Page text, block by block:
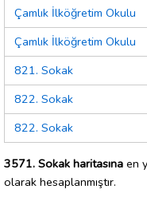
Çamlık İlköğretim Okulu
Çamlık İlköğretim Okulu
821. Sokak
822. Sokak
822. Sokak
3571. Sokak haritasına en
olarak hesaplanmıştır.